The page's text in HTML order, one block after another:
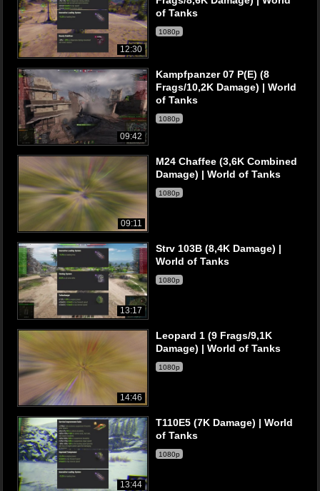
12:30
of Tanks
1080p
09:42
Kampfpanzer 07 P(E) (8
Frags/10,2K Damage) | World
of Tanks
1080p
09:11
M24 Chaffee (3,6K Combined
Damage) | World of Tanks
1080p
13:17
Strv 103B (8,4K Damage) |
World of Tanks
1080p
14:46
Leopard 1 (9 Frags/9,1K
Damage) | World of Tanks
1080p
13:44
T110E5 (7K Damage) | World
of Tanks
1080p